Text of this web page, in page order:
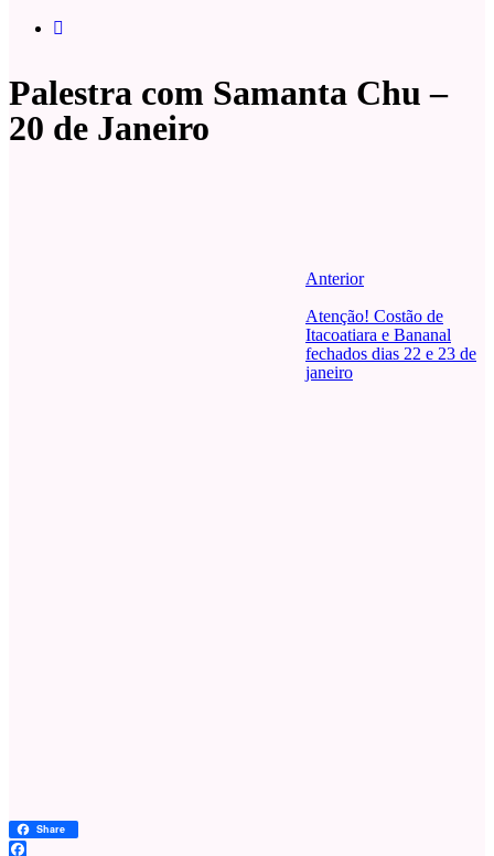
Palestra com Samanta Chu –
20 de Janeiro
Share
Anterior
Atenção! Costão de
Itacoatiara e Bananal
fechados dias 22 e 23 de
janeiro